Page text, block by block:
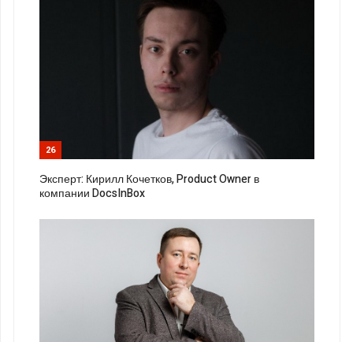
26
Эксперт: Кирилл Кочетков, Product Owner в
компании DocsInBox